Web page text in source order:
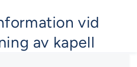
vid
av kapell